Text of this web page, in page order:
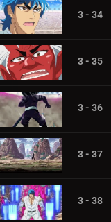
3 - 34
3 - 35
3 - 36
3 - 37
3 - 38